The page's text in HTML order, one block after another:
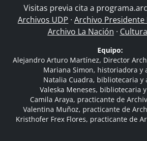
Visitas previa cita a
Archivos UDP · Archivo Presidente
Archivo La Nación ·
Equipo:
Alejandro Arturo Martínez, Director
Mariana Simon, historiadora y
Natalia Cuadra, bibliotecaria y
Valeska Meneses, bibliotecaria
Camila Araya, practicante de
Valentina Muñoz, practicante de
Kristhofer Frex Flores, practicante de